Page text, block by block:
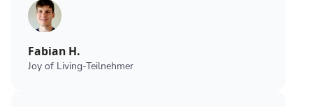
Fabian H.
Joy of Living-Teilnehmer